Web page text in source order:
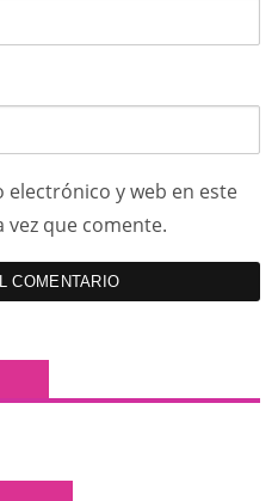
y web en este
que comente.